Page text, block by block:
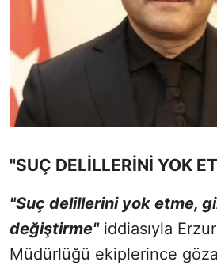
"SUÇ DELİLLERİNİ YOK
"Suç delillerini yok etme,
değiştirme"iddiasıyla
Müdürlüğü ekiplerince